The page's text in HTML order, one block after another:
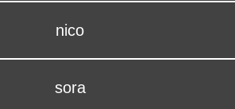
nico
sora